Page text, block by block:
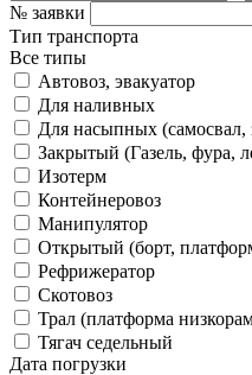
№ заявки
Тип транспорта
Все типы
Автовоз, эвакуатор
Для наливных
Для насыпных (самосвал,
Закрытый (Газель, фура,
Изотерм
Контейнеровоз
Манипулятор
Открытый (борт,
Рефрижератор
Скотовоз
Трал (платформа
Тягач седельный
Дата погрузки